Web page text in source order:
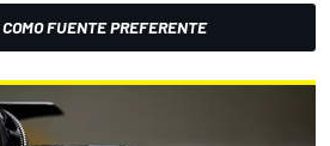
FUENTE PREFERENTE